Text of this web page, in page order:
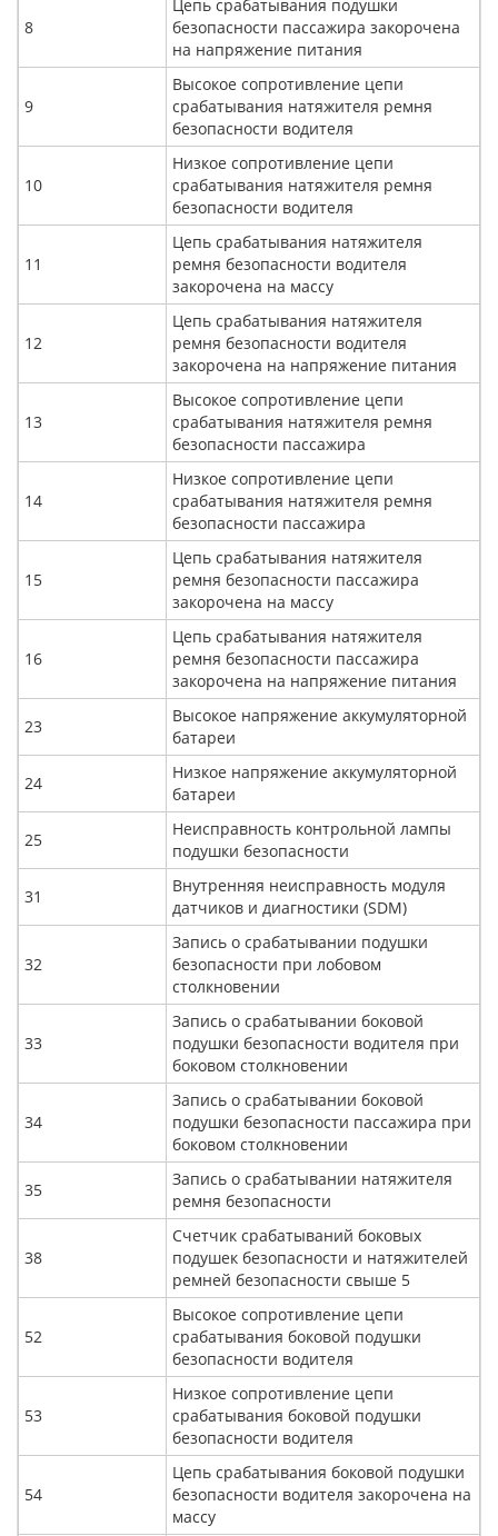
8
Цепь срабатывания подушки
безопасности пассажира закорочена
на напряжение питания
9
Высокое сопротивление цепи
срабатывания натяжителя ремня
безопасности водителя
10
Низкое сопротивление цепи
срабатывания натяжителя ремня
безопасности водителя
11
Цепь срабатывания натяжителя
ремня безопасности водителя
закорочена на массу
12
Цепь срабатывания натяжителя
ремня безопасности водителя
закорочена на напряжение питания
13
Высокое сопротивление цепи
срабатывания натяжителя ремня
безопасности пассажира
14
Низкое сопротивление цепи
срабатывания натяжителя ремня
безопасности пассажира
15
Цепь срабатывания натяжителя
ремня безопасности пассажира
закорочена на массу
16
Цепь срабатывания натяжителя
ремня безопасности пассажира
закорочена на напряжение питания
23
Высокое напряжение аккумуляторной
батареи
24
Низкое напряжение аккумуляторной
батареи
25
Неисправность контрольной лампы
подушки безопасности
31
Внутренняя неисправность модуля
датчиков и диагностики (SDM)
32
Запись о срабатывании подушки
безопасности при лобовом
столкновении
33
Запись о срабатывании боковой
подушки безопасности водителя при
боковом столкновении
34
Запись о срабатывании боковой
подушки безопасности пассажира при
боковом столкновении
35
Запись о срабатывании натяжителя
ремня безопасности
38
Счетчик срабатываний боковых
подушек безопасности и натяжителей
ремней безопасности свыше 5
52
Высокое сопротивление цепи
срабатывания боковой подушки
безопасности водителя
53
Низкое сопротивление цепи
срабатывания боковой подушки
безопасности водителя
54
Цепь срабатывания боковой подушки
безопасности водителя закорочена на
массу